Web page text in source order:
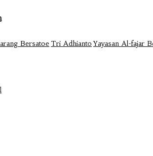
Bersatoe Tri Adhianto Yayasan Al-fajar